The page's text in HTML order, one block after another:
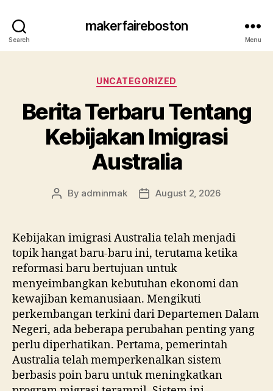
Search
makerfaireboston
Menu
Categories
UNCATEGORIZED
Berita Terbaru Tentang
Kebijakan Imigrasi
Australia
Post
By adminmak
PostAugust 2, 2026
Kebijakan imigrasi Australia telah menjadi
topik hangat baru-baru ini, terutama ketika
reformasi baru bertujuan untuk
menyeimbangkan kebutuhan ekonomi dan
kewajiban kemanusiaan. Mengikuti
perkembangan terkini dari Departemen Dalam
Negeri, ada beberapa perubahan penting yang
perlu diperhatikan. Pertama, pemerintah
Australia telah memperkenalkan sistem
berbasis poin baru untuk meningkatkan